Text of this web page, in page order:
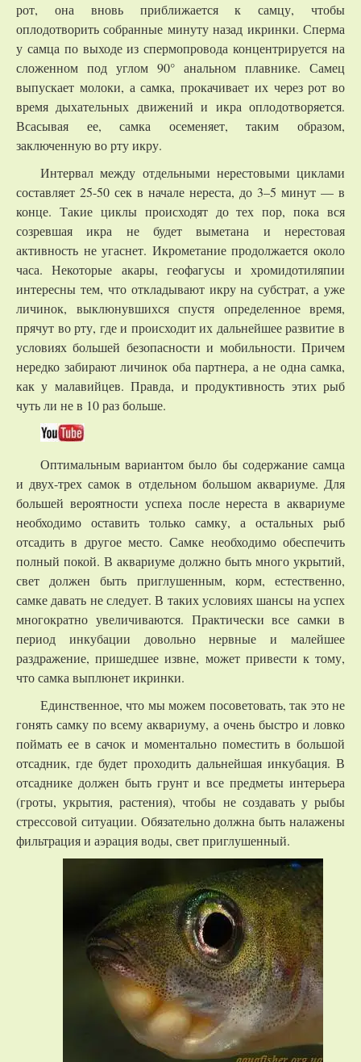
рот, она вновь приближается к самцу, чтобы
оплодотворить собранные минуту назад икринки. Сперма
у самца по выходе из спермопровода концентрируется на
сложенном под углом 90° анальном плавнике. Самец
выпускает молоки, а самка, прокачивает их через рот во
время дыхательных движений и икра оплодотворяется.
Всасывая ее, самка осеменяет, таким образом,
заключенную во рту икру.
Интервал между отдельными нерестовыми циклами
составляет 25-50 сек в начале нереста, до 3–5 минут — в
конце. Такие циклы происходят до тех пор, пока вся
созревшая икра не будет выметана и нерестовая
активность не угаснет. Икрометание продолжается около
часа. Некоторые акары, геофагусы и хромидотиляпии
интересны тем, что откладывают икру на субстрат, а уже
личинок, выклюнувшихся спустя определенное время,
прячут во рту, где и происходит их дальнейшее развитие в
условиях большей безопасности и мобильности. Причем
нередко забирают личинок оба партнера, а не одна самка,
как у малавийцев. Правда, и продуктивность этих рыб
чуть ли не в 10 раз больше.
Оптимальным вариантом было бы содержание самца
и двух-трех самок в отдельном большом аквариуме. Для
большей вероятности успеха после нереста в аквариуме
необходимо оставить только самку, а остальных рыб
отсадить в другое место. Самке необходимо обеспечить
полный покой. В аквариуме должно быть много укрытий,
свет должен быть приглушенным, корм, естественно,
самке давать не следует. В таких условиях шансы на успех
многократно увеличиваются. Практически все самки в
период инкубации довольно нервные и малейшее
раздражение, пришедшее извне, может привести к тому,
что самка выплюнет икринки.
Единственное, что мы можем посоветовать, так это не
гонять самку по всему аквариуму, а очень быстро и ловко
поймать ее в сачок и моментально поместить в большой
отсадник, где будет проходить дальнейшая инкубация. В
отсаднике должен быть грунт и все предметы интерьера
(гроты, укрытия, растения), чтобы не создавать у рыбы
стрессовой ситуации. Обязательно должна быть налажены
фильтрация и аэрация воды, свет приглушенный.